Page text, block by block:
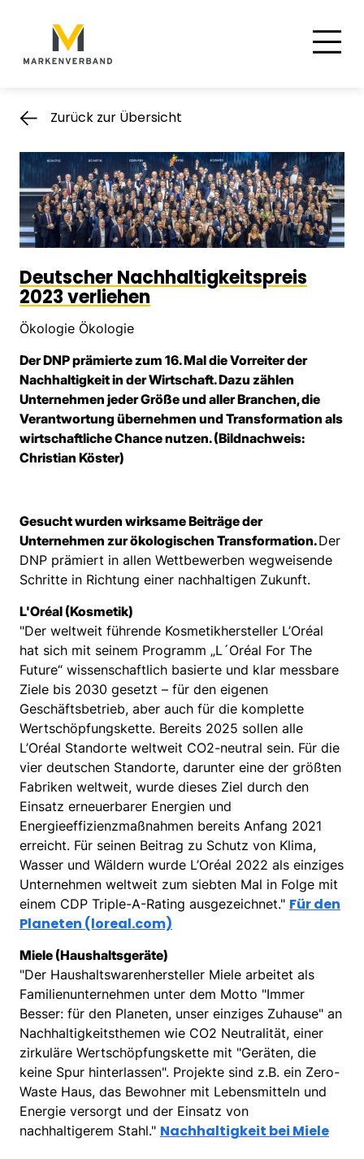
Hauptnavigation
Zurück zur Übersicht
Deutscher Nachhaltigkeitspreis
2023 verliehen
Ökologie Ökologie
Der DNP prämierte zum 16. Mal die Vorreiter der
Nachhaltigkeit in der Wirtschaft. Dazu zählen
Unternehmen jeder Größe und aller Branchen, die
Verantwortung übernehmen und Transformation als
wirtschaftliche Chance nutzen. (Bildnachweis:
Christian Köster)
Gesucht wurden wirksame Beiträge der
Unternehmen zur ökologischen Transformation.Der
DNP prämiert in allen Wettbewerben wegweisende
Schritte in Richtung einer nachhaltigen Zukunft.
L'Oréal (Kosmetik)
"Der weltweit führende Kosmetikhersteller L’Oréal
hat sich mit seinem Programm „L´Oréal For The
Future“ wissenschaftlich basierte und klar messbare
Ziele bis 2030 gesetzt – für den eigenen
Geschäftsbetrieb, aber auch für die komplette
Wertschöpfungskette. Bereits 2025 sollen alle
L’Oréal Standorte weltweit CO2-neutral sein. Für die
vier deutschen Standorte, darunter eine der größten
Fabriken weltweit, wurde dieses Ziel durch den
Einsatz erneuerbarer Energien und
Energieeffizienzmaßnahmen bereits Anfang 2021
erreicht. Für seinen Beitrag zu Schutz von Klima,
Wasser und Wäldern wurde L’Oréal 2022 als einziges
Unternehmen weltweit zum siebten Mal in Folge mit
einem CDP Triple-A-Rating ausgezeichnet." Für den
Planeten (loreal.com)
Miele (Haushaltsgeräte)
"Der Haushaltswarenhersteller Miele arbeitet als
Familienunternehmen unter dem Motto "Immer
Besser: für den Planeten, unser einziges Zuhause" an
Nachhaltigkeitsthemen wie CO2 Neutralität, einer
zirkuläre Wertschöpfungskette mit "Geräten, die
keine Spur hinterlassen". Projekte sind z.B. ein Zero-
Waste Haus, das Bewohner mit Lebensmitteln und
Energie versorgt und der Einsatz von
nachhaltigerem Stahl." Nachhaltigkeit bei Miele